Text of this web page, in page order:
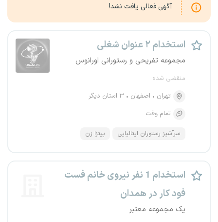
آگهی فعالی یافت نشد!
استخدام ۲ عنوان شغلی
مجموعه تفریحی و رستورانی اورانوس
منقضی شده
تهران
اصفهان
۳ استان دیگر
تمام وقت
سرآشپز رستوران ایتالیایی پیتزا زن
استخدام 1 نفر نیروی خانم فست
فود کار در همدان
یک مجموعه معتبر